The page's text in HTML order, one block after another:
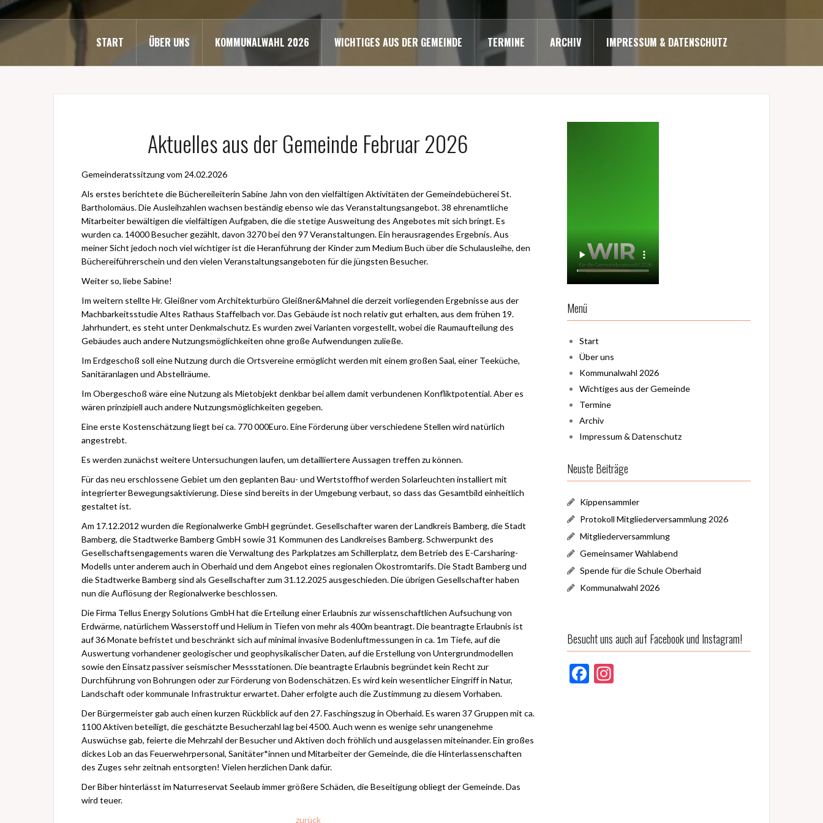
START ÜBER UNS KOMMUNALWAHL 2026 WICHTIGES AUS DER GEMEINDE TERMINE ARCHIV IMPRESSUM & DATENSCHUTZ
Aktuelles aus der Gemeinde Februar 2026
Gemeinderatssitzung vom 24.02.2026
Als erstes berichtete die Büchereileiterin Sabine Jahn von den vielfältigen Aktivitäten der Gemeindebücherei St.
Bartholomäus. Die Ausleihzahlen wachsen beständig ebenso wie das Veranstaltungsangebot. 38 ehrenamtliche
Mitarbeiter bewältigen die vielfältigen Aufgaben, die die stetige Ausweitung des Angebotes mit sich bringt. Es
wurden ca. 14000 Besucher gezählt, davon 3270 bei den 97 Veranstaltungen. Ein herausragendes Ergebnis. Aus
meiner Sicht jedoch noch viel wichtiger ist die Heranführung der Kinder zum Medium Buch über die Schulausleihe, den
Büchereiführerschein und den vielen Veranstaltungsangeboten für die jüngsten Besucher.
Weiter so, liebe Sabine!
Im weitern stellte Hr. Gleißner vom Architekturbüro Gleißner&Mahnel die derzeit vorliegenden Ergebnisse aus der
Machbarkeitsstudie Altes Rathaus Staffelbach vor. Das Gebäude ist noch relativ gut erhalten, aus dem frühen 19.
Jahrhundert, es steht unter Denkmalschutz. Es wurden zwei Varianten vorgestellt, wobei die Raumaufteilung des
Gebäudes auch andere Nutzungsmöglichkeiten ohne große Aufwendungen zuließe.
Im Erdgeschoß soll eine Nutzung durch die Ortsvereine ermöglicht werden mit einem großen Saal, einer Teeküche,
Sanitäranlagen und Abstellräume.
Im Obergeschoß wäre eine Nutzung als Mietobjekt denkbar bei allem damit verbundenen Konfliktpotential. Aber es
wären prinzipiell auch andere Nutzungsmöglichkeiten gegeben.
Eine erste Kostenschätzung liegt bei ca. 770 000Euro. Eine Förderung über verschiedene Stellen wird natürlich
angestrebt.
Es werden zunächst weitere Untersuchungen laufen, um detailliertere Aussagen treffen zu können.
Für das neu erschlossene Gebiet um den geplanten Bau- und Wertstoffhof werden Solarleuchten installiert mit
integrierter Bewegungsaktivierung. Diese sind bereits in der Umgebung verbaut, so dass das Gesamtbild einheitlich
gestaltet ist.
Am 17.12.2012 wurden die Regionalwerke GmbH gegründet. Gesellschafter waren der Landkreis Bamberg, die Stadt
Bamberg, die Stadtwerke Bamberg GmbH sowie 31 Kommunen des Landkreises Bamberg. Schwerpunkt des
Gesellschaftsengagements waren die Verwaltung des Parkplatzes am Schillerplatz, dem Betrieb des E-Carsharing-
Modells unter anderem auch in Oberhaid und dem Angebot eines regionalen Ökostromtarifs. Die Stadt Bamberg und
die Stadtwerke Bamberg sind als Gesellschafter zum 31.12.2025 ausgeschieden. Die übrigen Gesellschafter haben
nun die Auflösung der Regionalwerke beschlossen.
Die Firma Tellus Energy Solutions GmbH hat die Erteilung einer Erlaubnis zur wissenschaftlichen Aufsuchung von
Erdwärme, natürlichem Wasserstoff und Helium in Tiefen von mehr als 400m beantragt. Die beantragte Erlaubnis ist
auf 36 Monate befristet und beschränkt sich auf minimal invasive Bodenluftmessungen in ca. 1m Tiefe, auf die
Auswertung vorhandener geologischer und geophysikalischer Daten, auf die Erstellung von Untergrundmodellen
sowie den Einsatz passiver seismischer Messstationen. Die beantragte Erlaubnis begründet kein Recht zur
Durchführung von Bohrungen oder zur Förderung von Bodenschätzen. Es wird kein wesentlicher Eingriff in Natur,
Landschaft oder kommunale Infrastruktur erwartet. Daher erfolgte auch die Zustimmung zu diesem Vorhaben.
Der Bürgermeister gab auch einen kurzen Rückblick auf den 27. Faschingszug in Oberhaid. Es waren 37 Gruppen mit ca.
1100 Aktiven beteiligt, die geschätzte Besucherzahl lag bei 4500. Auch wenn es wenige sehr unangenehme
Auswüchse gab, feierte die Mehrzahl der Besucher und Aktiven doch fröhlich und ausgelassen miteinander. Ein großes
dickes Lob an das Feuerwehrpersonal, Sanitäter*innen und Mitarbeiter der Gemeinde, die die Hinterlassenschaften
des Zuges sehr zeitnah entsorgten! Vielen herzlichen Dank dafür.
Der Biber hinterlässt im Naturreservat Seelaub immer größere Schäden, die Beseitigung obliegt der Gemeinde. Das
wird teuer.
zurück
Menü
Start
Über uns
Kommunalwahl 2026
Wichtiges aus der Gemeinde
Termine
Archiv
Impressum & Datenschutz
Neuste Beiträge
Kippensammler
Protokoll Mitgliederversammlung 2026
Mitgliederversammlung
Gemeinsamer Wahlabend
Spende für die Schule Oberhaid
Kommunalwahl 2026
Besucht uns auch auf Facebook und Instagram!
F